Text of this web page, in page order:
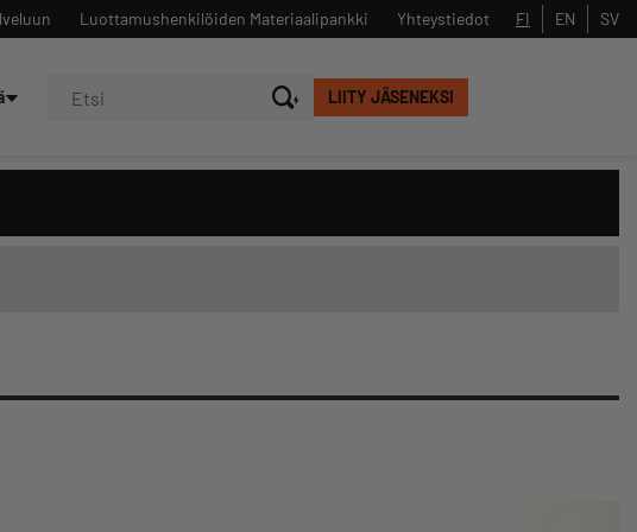
Yhteystiedot
Luottamushenkilöiden Materiaalipankki FI EN SV
LIITY JÄSENEKSI
Sulje